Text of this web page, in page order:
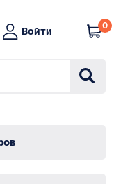
Войти
0